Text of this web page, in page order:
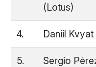
(Lotus)
4. Daniil Kvyat
5.
Sergio